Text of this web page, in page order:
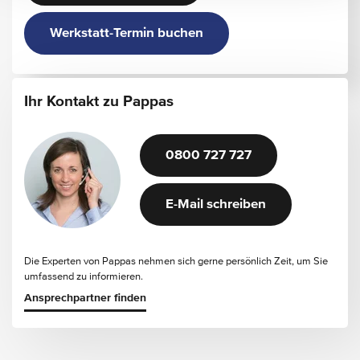
Werkstatt-Termin buchen
Ihr Kontakt zu Pappas
0800 727 727
E-Mail schreiben
Die Experten von Pappas nehmen sich gerne persönlich Zeit, um Sie
umfassend zu informieren.
Ansprechpartner finden